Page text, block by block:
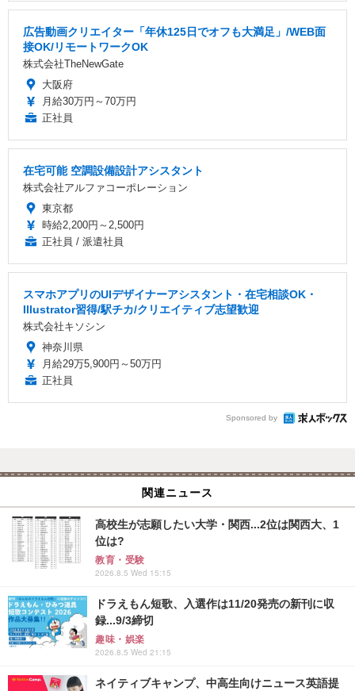
広告動画クリエイター「年休125日でオフも大満足」/WEB面
接OK/リモートワークOK
株式会社TheNewGate
大阪府
月給30万円～70万円
正社員
在宅可能 空調設備設計アシスタント
株式会社アルファコーポレーション
東京都
時給2,200円～2,500円
正社員 / 派遣社員
スマホアプリのUIデザイナーアシスタント・在宅相談OK・
Illustrator習得/駅チカ/クリエイティブ志望歓迎
株式会社キソシン
神奈川県
月給29万5,900円～50万円
正社員
Sponsored by
関連ニュース
高校生が志願したい大学・関西...2位は関西大、1
位は?
教育・受験
2026.8.5 Wed 15:15
ドラえもん短歌、入選作は11/20発売の新刊に収
録...9/3締切
趣味・娯楽
2026.8.5 Wed 21:15
ネイティブキャンプ、中高生向けニュース英語提